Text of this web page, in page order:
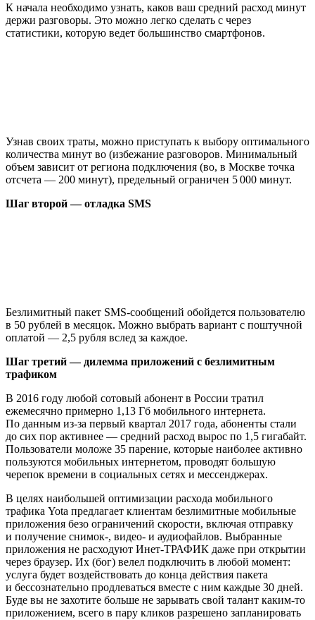
К начала необходимо узнать, каков ваш средний расход минут
держи разговоры. Это можно легко сделать с через
статистики, которую ведет большинство смартфонов.
Узнав своих траты, можно приступать к выбору оптимального
количества минут во (избежание разговоров. Минимальный
объем зависит от региона подключения (во, в Москве точка
отсчета — 200 минут), предельный ограничен 5 000 минут.
Шаг второй — отладка SMS
Безлимитный пакет SMS-сообщений обойдется пользователю
в 50 рублей в месяцок. Можно выбрать вариант с поштучной
оплатой — 2,5 рубля вслед за каждое.
Шаг третий — дилемма приложений с безлимитным
трафиком
В 2016 году любой сотовый абонент в России тратил
ежемесячно примерно 1,13 Гб мобильного интернета.
По данным из-за первый квартал 2017 года, абоненты стали
до сих пор активнее — средний расход вырос по 1,5 гигабайт.
Пользователи моложе 35 парение, которые наиболее активно
пользуются мобильных интернетом, проводят большую
черепок времени в социальных сетях и мессенджерах.
В целях наибольшей оптимизации расхода мобильного
трафика Yota предлагает клиентам безлимитные мобильные
приложения безо ограничений скорости, включая отправку
и получение снимок-, видео- и аудиофайлов. Выбранные
приложения не расходуют Инет-ТРАФИК даже при открытии
через браузер. Их (бог) велел подключить в любой момент:
услуга будет воздействовать до конца действия пакета
и бессознательно продлеваться вместе с ним каждые 30 дней.
Буде вы не захотите больше не зарывать свой талант каким-то
приложением, всего в пару кликов разрешено запланировать